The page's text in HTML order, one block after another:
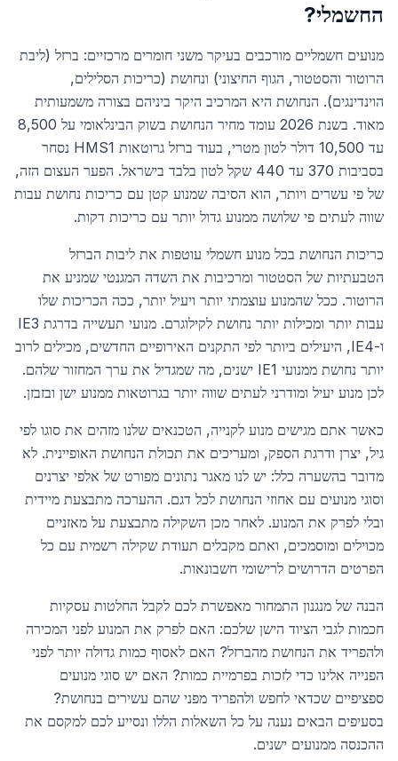
החשמלי?
מנועים חשמליים מורכבים בעיקר משני חומרים מרכזיים: ברזל (ליבת
הרוטור והסטטור, הגוף החיצוני) ונחושת (כריכות הסלילים,
הוינדינגים). הנחושת היא המרכיב היקר ביניהם בצורה משמעותית
מאוד. בשנת 2026 עומד מחיר הנחושת בשוק הבינלאומי על 8,500
עד 10,500 דולר לטון מטרי, בעוד ברזל גרוטאות HMS1 נסחר
בסביבות 370 עד 440 שקל לטון בלבד בישראל. הפער העצום הזה,
של פי עשרים ויותר, הוא הסיבה שמנוע קטן עם כריכות נחושת עבות
שווה לעתים פי שלושה ממנוע גדול יותר עם כריכות דקות.
כריכות הנחושת בכל מנוע חשמלי עוטפות את ליבות הברזל
הטבעתיות של הסטטור ומרכיבות את השדה המגנטי שמניע את
הרוטור. ככל שהמנוע עוצמתי יותר ויעיל יותר, ככה הכריכות שלו
עבות יותר ומכילות יותר נחושת לקילוגרם. מנועי תעשייה בדרגת IE3
ו-IE4, היעילים ביותר לפי התקנים האירופיים החדשים, מכילים לרוב
יותר נחושת ממנועי IE1 ישנים, מה שמגדיל את ערך המחזור שלהם.
לכן מנוע יעיל ומודרני לעתים שווה יותר בגרוטאות ממנוע ישן ובזבזן.
כאשר אתם מגישים מנוע לקנייה, הטכנאים שלנו מזהים את סוגו לפי
גיל, יצרן ודרגת הספק, ומעריכים את תכולת הנחושת האופיינית. לא
מדובר בהשערה כלל: יש לנו מאגר נתונים מפורט של אלפי יצרנים
וסוגי מנועים עם אחוזי הנחושת לכל דגם. ההערכה מתבצעת מיידית
ובלי לפרק את המנוע. לאחר מכן השקילה מתבצעת על מאזניים
מכוילים ומוסמכים, ואתם מקבלים תעודת שקילה רשמית עם כל
הפרטים הדרושים לרישומי חשבונאות.
הבנה של מנגנון התמחור מאפשרת לכם לקבל החלטות עסקיות
חכמות לגבי הציוד הישן שלכם: האם לפרק את המנוע לפני המכירה
ולהפריד את הנחושת מהברזל? האם לאסוף כמות גדולה יותר לפני
הפנייה אלינו כדי לזכות בפרמיית כמות? האם יש סוגי מנועים
ספציפיים שכדאי לחפש ולהפריד מפני שהם עשירים בנחושת?
בסעיפים הבאים נענה על כל השאלות הללו ונסייע לכם למקסם את
ההכנסה ממנועים ישנים.